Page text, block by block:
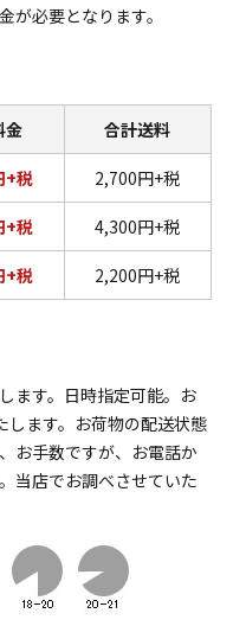
が必要となります。
金 合計送料
+税 2,700円+税
+税 4,300円+税
+税 2,200円+税
ます。日時指定可能。お
します。お荷物の配送状態
お手数ですが、お電話か
当店でお調べさせていた